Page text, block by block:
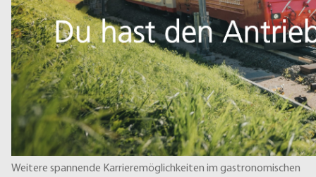
Weitere spannende Karrieremöglichkeiten im gastronomischen